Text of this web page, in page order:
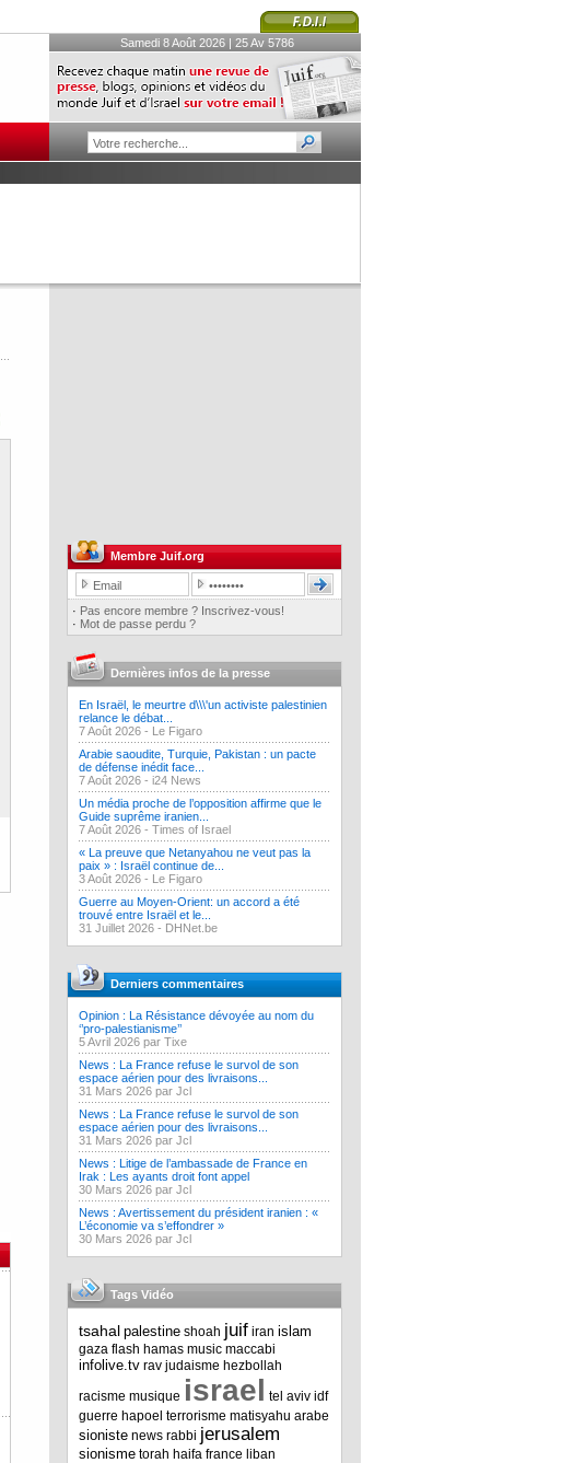
Samedi 8 Août 2026 | 25 Av 5786
Membre Juif.org
· Pas encore membre ? Inscrivez-vous!
· Mot de passe perdu ?
Dernières infos de la presse
En Israël, le meurtre d\\\'un activiste palestinien
relance le débat...
7 Août 2026 - Le Figaro
Arabie saoudite, Turquie, Pakistan : un pacte
de défense inédit face...
7 Août 2026 - i24 News
Un média proche de l’opposition affirme que le
Guide suprême iranien...
7 Août 2026 - Times of Israel
« La preuve que Netanyahou ne veut pas la
paix » : Israël continue de...
3 Août 2026 - Le Figaro
Guerre au Moyen-Orient: un accord a été
trouvé entre Israël et le...
31 Juillet 2026 - DHNet.be
Derniers commentaires
Opinion : La Résistance dévoyée au nom du
‘’pro-palestianisme’’
5 Avril 2026 par Tixe
News : La France refuse le survol de son
espace aérien pour des livraisons...
31 Mars 2026 par Jcl
News : La France refuse le survol de son
espace aérien pour des livraisons...
31 Mars 2026 par Jcl
News : Litige de l’ambassade de France en
Irak : Les ayants droit font appel
30 Mars 2026 par Jcl
News : Avertissement du président iranien : «
L’économie va s’effondrer »
30 Mars 2026 par Jcl
Tags Vidéo
tsahal palestine shoah juif iran islam
gaza flash hamas music maccabi
infolive.tv rav judaisme hezbollah
racisme musique israel tel aviv idf
guerre hapoel terrorisme matisyahu arabe
sioniste news rabbi jerusalem
sionisme torah haifa france liban